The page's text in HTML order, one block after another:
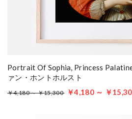
Portrait Of Sophia, Princess
ァン・ホントホルスト
￥4,180 ～ ￥15,300 ￥4,180 ～ ￥